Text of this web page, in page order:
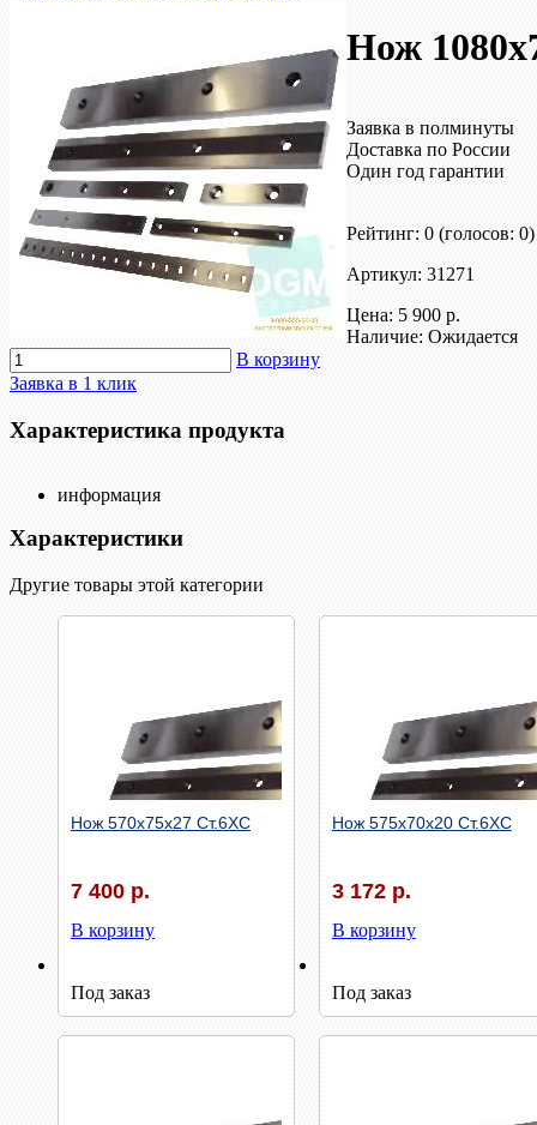
Нож
Заявка в полминуты
Доставка по России
Один год гарантии
Рейтинг: 0 (голосов: 0)
Артикул: 31271
Цена: 5 900 р.
Наличие: Ожидается
В корзину
Заявка в 1 клик
Характеристика продукта
информация
Характеристики
Другие товары этой категории
Быстрый просмотр
Нож 570х75х27 Ст.6ХС
7 400 р.
В корзину
Под заказ Быстрый просмотр
Нож 575х70х20 Ст.6ХС
3 172 р.
В корзину
Под заказ